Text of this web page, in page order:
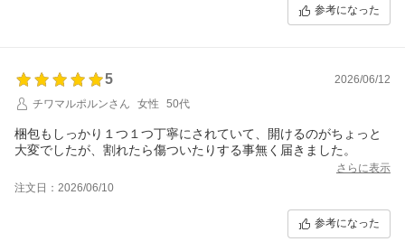
参考になった
5
2026/06/12
チワマルポルンさん
女性 50代
梱包もしっかり１つ１つ丁寧にされていて、開けるのがちょっと
大変でしたが、割れたら傷ついたりする事無く届きました。
さらに表示
注文日：2026/06/10
参考になった